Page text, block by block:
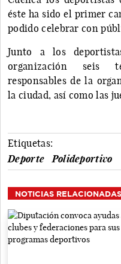
éste ha sido el primer
podido celebrar con
Junto a los
organización seis
responsables de la
la ciudad, así como las
Etiquetas:
Deporte
Polideportivo
NOTICIAS RELACIONADAS